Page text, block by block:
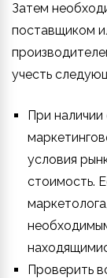
Затем
поставщиком
учесть
При наличии
условия
стоимость.
Проверить